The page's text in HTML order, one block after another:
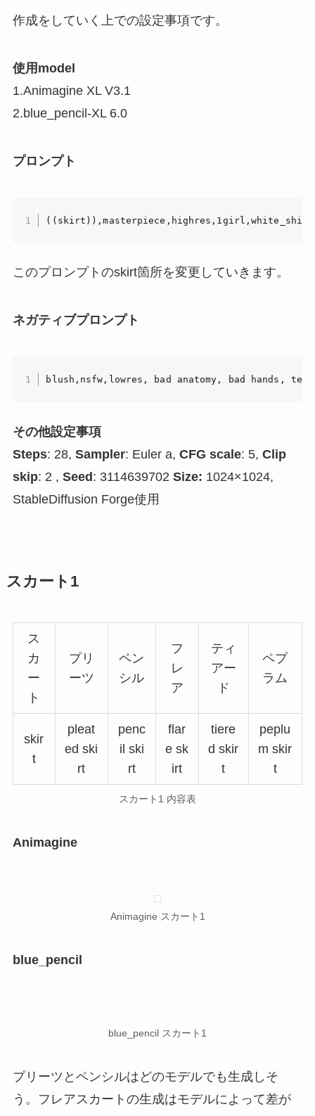
作成をしていく上での設定事項です。
使用model
1.Animagine XL V3.1
2.blue_pencil-XL 6.0
プロンプト
このプロンプトのskirt箇所を変更していきます。
ネガティブプロンプト
blush,nsfw,lowres, bad anatomy, bad
その他設定事項
Steps: 28, Sampler: Euler a, CFG scale: 5, Clip
skip: 2 , Seed: 3114639702 Size: 1024×1024,
StableDiffusion Forge使用
スカート1
ス
カ
ー
ト
プリ
ーツ
ペン
シル
フ
レ
ア
ティ
アー
ド
ペプ
ラム
skir
t
pleat
ed ski
rt
penc
il ski
rt
flar
e sk
irt
tiere
d skir
t
peplu
m skir
t
スカート1 内容表
Animagine
Animagine スカート1
blue_pencil
blue_pencil スカート1
プリーツとペンシルはどのモデルでも生成しそ
う。フレアスカートの生成はモデルによって差が